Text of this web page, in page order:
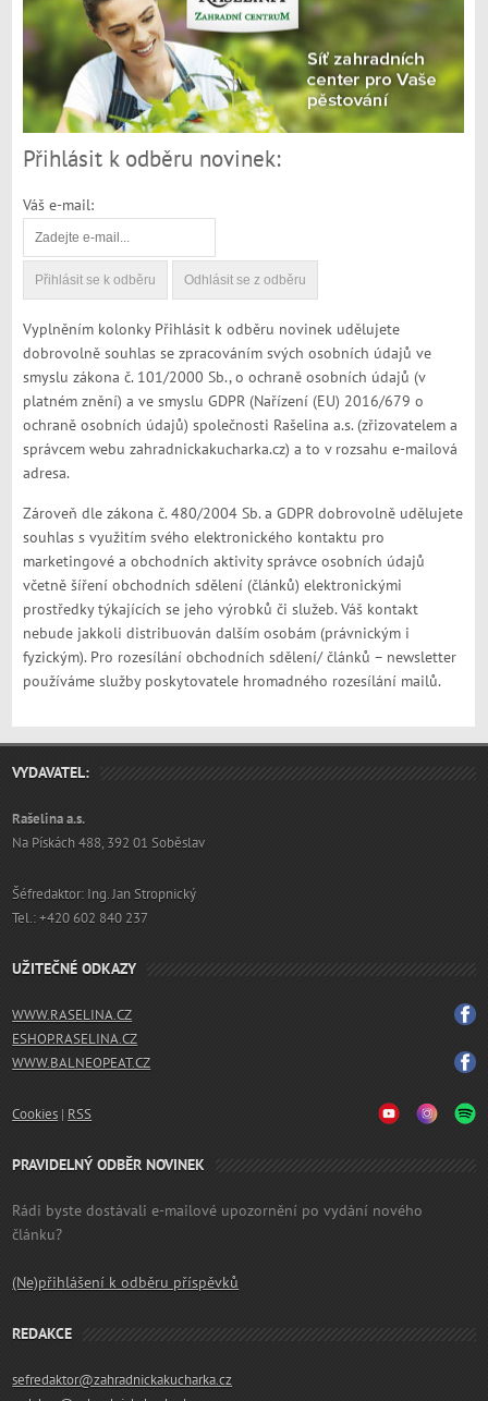
Přihlásit k odběru novinek:
Váš e-mail:
Vyplněním kolonky Přihlásit k odběru novinek udělujete
dobrovolně souhlas se zpracováním svých osobních údajů ve
smyslu zákona č. 101/2000 Sb., o ochraně osobních údajů (v
platném znění) a ve smyslu GDPR (Nařízení (EU) 2016/679 o
ochraně osobních údajů) společnosti Rašelina a.s. (zřizovatelem a
správcem webu zahradnickakucharka.cz) a to v rozsahu e-mailová
adresa.
Zároveň dle zákona č. 480/2004 Sb. a GDPR dobrovolně udělujete
souhlas s využitím svého elektronického kontaktu pro
marketingové a obchodních aktivity správce osobních údajů
včetně šíření obchodních sdělení (článků) elektronickými
prostředky týkajících se jeho výrobků či služeb. Váš kontakt
nebude jakkoli distribuován dalším osobám (právnickým i
fyzickým). Pro rozesílání obchodních sdělení/ článků – newsletter
používáme služby poskytovatele hromadného rozesílání mailů.
VYDAVATEL:
Rašelina a.s.
Na Pískách 488, 392 01 Soběslav
Šéfredaktor: Ing. Jan Stropnický
Tel.: +420 602 840 237
UŽITEČNÉ ODKAZY
WWW.RASELINA.CZ
ESHOP.RASELINA.CZ
WWW.BALNEOPEAT.CZ
Cookies | RSS
PRAVIDELNÝ ODBĚR NOVINEK
Rádi byste dostávali e-mailové upozornění po vydání nového
článku?
(Ne)přihlášení k odběru příspěvků
REDAKCE
sefredaktor@zahradnickakucharka.cz